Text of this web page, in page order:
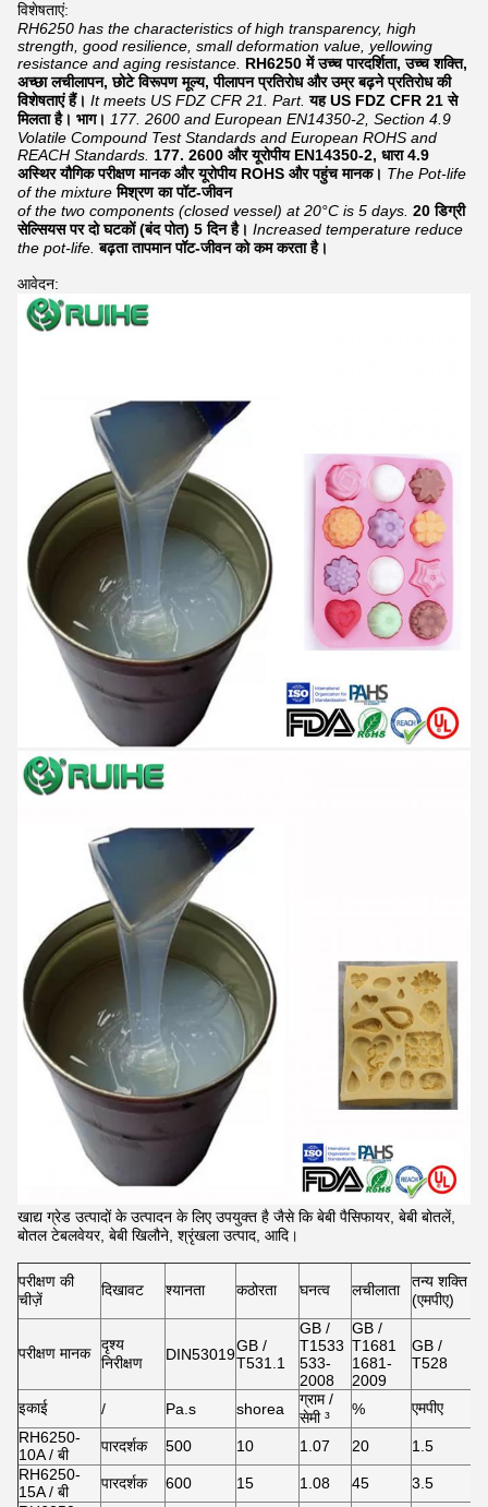
विशेषताएं:
RH6250 has the characteristics of high transparency, high
strength, good resilience, small deformation value, yellowing
resistance and aging resistance. RH6250 में उच्च पारदर्शिता, उच्च शक्ति,
अच्छा लचीलापन, छोटे विरूपण मूल्य, पीलापन प्रतिरोध और उम्र बढ़ने प्रतिरोध की
विशेषताएं हैं। It meets US FDZ CFR 21. Part. यह US FDZ CFR 21 से
मिलता है। भाग। 177. 2600 and European EN14350-2, Section 4.9
Volatile Compound Test Standards and European ROHS and
REACH Standards. 177. 2600 और यूरोपीय EN14350-2, धारा 4.9
अस्थिर यौगिक परीक्षण मानक और यूरोपीय ROHS और पहुंच मानक। The Pot-life
of the mixture मिश्रण का पॉट-जीवन
of the two components (closed vessel) at 20°C is 5 days. 20 डिग्री
सेल्सियस पर दो घटकों (बंद पोत) 5 दिन है। Increased temperature reduce
the pot-life. बढ़ता तापमान पॉट-जीवन को कम करता है।
आवेदन:
खाद्य ग्रेड उत्पादों के उत्पादन के लिए उपयुक्त है जैसे कि बेबी पैसिफायर, बेबी बोतलें,
बोतल टेबलवेयर, बेबी खिलौने, श्रृंखला उत्पाद, आदि।
परीक्षण की
चीज़ें
दिखावट श्यानता कठोरता घनत्व लचीलाता
तन्य शक्ति
(एमपीए)
परीक्षण मानक
दृश्य
निरीक्षण
DIN53019GB /
T531.1
GB /
T1533
533-
2008
GB /
T1681
1681-
2009
GB /
T528
इकाई / Pa.s shorea
ग्राम /
सेमी ³
% एमपीए
RH6250-
10A / बी
पारदर्शक 500 10 1.07 20 1.5
RH6250-
15A / बी
पारदर्शक 600 15 1.08 45 3.5